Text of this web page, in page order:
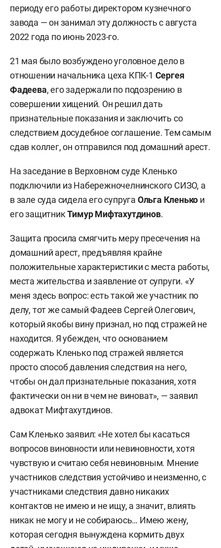
периоду его работы директором кузнечного
завода — он занимал эту должность с августа
2022 года по июнь 2023-го.
21 мая было возбуждено уголовное дело в
отношении начальника цеха КПК-1 Сергея
Фадеева, его задержали по подозрению в
совершении хищений. Он решил дать
признательные показания и заключить со
следствием досудебное соглашение. Тем самым
сдав коллег, он отправился под домашний арест.
На заседание в Верховном суде Кленько
подключили из Набережночелнинского СИЗО, а
в зале суда сидела его супруга Ольга Кленько и
его защитникТимур Мифтахутдинов.
Защита просила смягчить меру пресечения на
домашний арест, предъявляя крайне
положительные характеристики с места работы,
места жительства и заявление от супруги. «У
меня здесь вопрос: есть такой же участник по
делу, тот же самый Фадеев Сергей Олегович,
который якобы вину признал, но под стражей не
находится. Я убежден, что основанием
содержать Кленько под стражей является
просто способ давления следствия на него,
чтобы он дал признательные показания, хотя
фактически он ни в чем не виноват», — заявил
адвокат Мифтахутдинов.
Сам Кленько заявил: «Не хотел бы касаться
вопросов виновности или невиновности, хотя
чувствую и считаю себя невиновным. Мнение
участников следствия устойчиво и неизменно, с
участниками следствия давно никаких
контактов не имею и не ищу, а значит, влиять
никак не могу и не собираюсь… Имею жену,
которая сегодня вынуждена кормить двух